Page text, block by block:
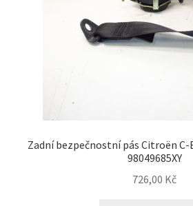
Zadní bezpečnostní pás Citroën C-
98049685XY
726,00 Kč